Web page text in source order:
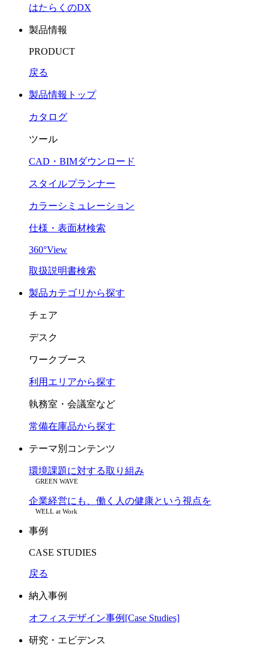
はたらくのDX
製品情報
PRODUCT
戻る
製品情報トップ
カタログ
ツール
CAD・BIMダウンロード
スタイルプランナー
カラーシミュレーション
仕様・表面材検索
360°View
取扱説明書検索
製品カテゴリから探す
チェア
デスク
ワークブース
利用エリアから探す
執務室・会議室など
常備在庫品から探す
テーマ別コンテンツ
環境課題に対する取り組み
GREEN WAVE
企業経営にも、働く人の健康という視点を
WELL at Work
事例
CASE STUDIES
戻る
納入事例
オフィスデザイン事例[Case Studies]
研究・エビデンス